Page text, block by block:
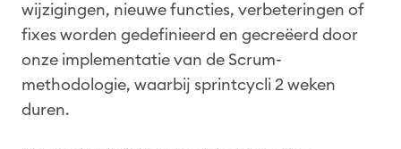
wijzigingen, nieuwe functies, verbeteringen of
fixes worden gedefinieerd en gecreëerd door
onze implementatie van de Scrum-
methodologie, waarbij sprintcycli 2 weken
duren.